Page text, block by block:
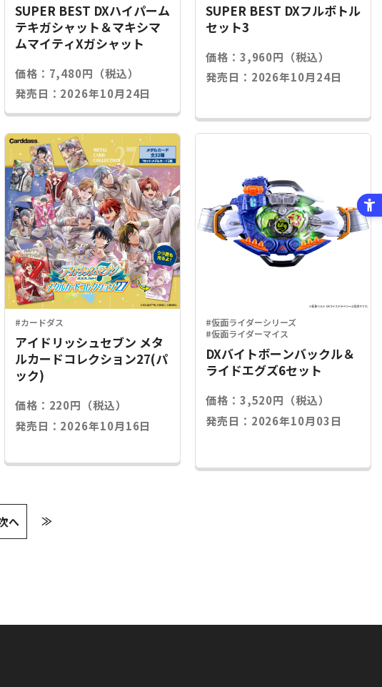
SUPER BEST DXハイパーム
テキガシャット＆マキシマ
ムマイティXガシャット
価格：7,480円（税込）
発売日：2026年10月24日
SUPER BEST DXフルボトル
セット3
価格：3,960円（税込）
発売日：2026年10月24日
#カードダス
アイドリッシュセブン メタ
ルカードコレクション27(パ
ック)
価格：220円（税込）
発売日：2026年10月16日
#仮面ライダーシリーズ
#仮面ライダーマイス
DXバイトボーンバックル＆
ライドエグズ6セット
価格：3,520円（税込）
発売日：2026年10月03日
へ ≫